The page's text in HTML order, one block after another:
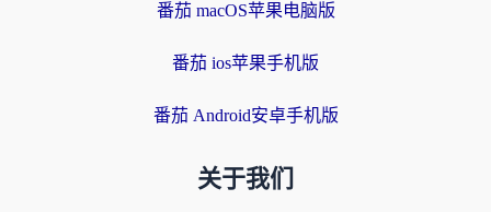
番茄 macOS苹果电脑版
番茄 ios苹果手机版
番茄 Android安卓手机版
关于我们